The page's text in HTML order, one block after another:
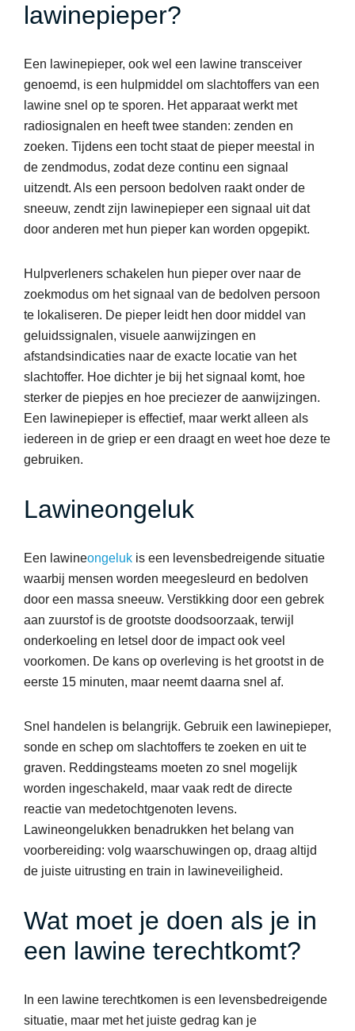
lawinepieper?
Een lawinepieper, ook wel een lawine transceiver
genoemd, is een hulpmiddel om slachtoffers van een
lawine snel op te sporen. Het apparaat werkt met
radiosignalen en heeft twee standen: zenden en
zoeken. Tijdens een tocht staat de pieper meestal in
de zendmodus, zodat deze continu een signaal
uitzendt. Als een persoon bedolven raakt onder de
sneeuw, zendt zijn lawinepieper een signaal uit dat
door anderen met hun pieper kan worden opgepikt.
Hulpverleners schakelen hun pieper over naar de
zoekmodus om het signaal van de bedolven persoon
te lokaliseren. De pieper leidt hen door middel van
geluidssignalen, visuele aanwijzingen en
afstandsindicaties naar de exacte locatie van het
slachtoffer. Hoe dichter je bij het signaal komt, hoe
sterker de piepjes en hoe preciezer de aanwijzingen.
Een lawinepieper is effectief, maar werkt alleen als
iedereen in de griep er een draagt en weet hoe deze te
gebruiken.
Lawineongeluk
Een lawineongeluk is een levensbedreigende situatie
waarbij mensen worden meegesleurd en bedolven
door een massa sneeuw. Verstikking door een gebrek
aan zuurstof is de grootste doodsoorzaak, terwijl
onderkoeling en letsel door de impact ook veel
voorkomen. De kans op overleving is het grootst in de
eerste 15 minuten, maar neemt daarna snel af.
Snel handelen is belangrijk. Gebruik een lawinepieper,
sonde en schep om slachtoffers te zoeken en uit te
graven. Reddingsteams moeten zo snel mogelijk
worden ingeschakeld, maar vaak redt de directe
reactie van medetochtgenoten levens.
Lawineongelukken benadrukken het belang van
voorbereiding: volg waarschuwingen op, draag altijd
de juiste uitrusting en train in lawineveiligheid.
Wat moet je doen als je in
een lawine terechtkomt?
In een lawine terechtkomen is een levensbedreigende
situatie, maar met het juiste gedrag kan je